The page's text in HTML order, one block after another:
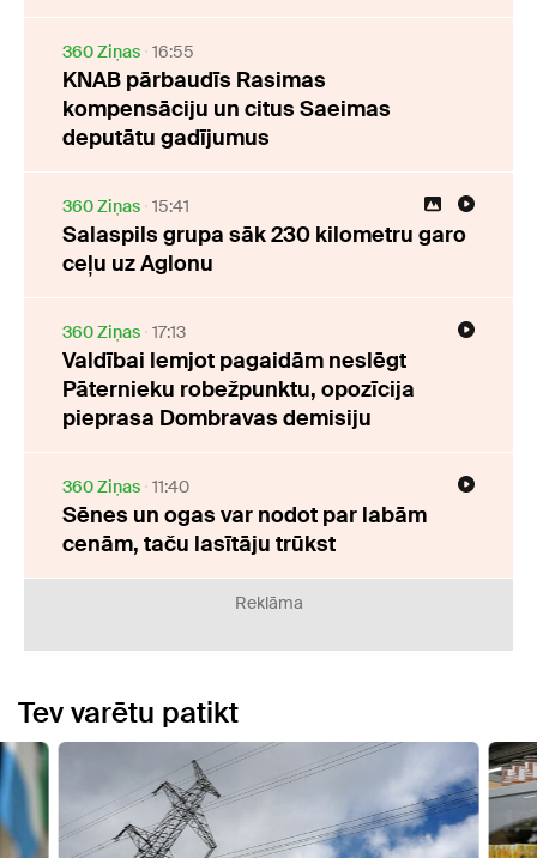
360 Ziņas 16:55
KNAB pārbaudīs Rasimas
kompensāciju un citus Saeimas
deputātu gadījumus
360 Ziņas 15:41
Salaspils grupa sāk 230 kilometru garo
ceļu uz Aglonu
360 Ziņas 17:13
Valdībai lemjot pagaidām neslēgt
Pāternieku robežpunktu, opozīcija
pieprasa Dombravas demisiju
360 Ziņas 11:40
Sēnes un ogas var nodot par labām
cenām, taču lasītāju trūkst
Reklāma
Tev varētu patikt